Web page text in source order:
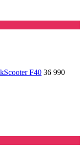
F40 36 990